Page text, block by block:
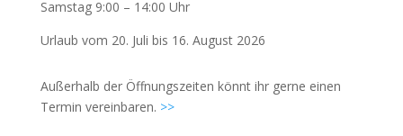
Samstag 9:00 – 14:00 Uhr
Urlaub vom 20. Juli bis 16. August 2026
Außerhalb der Öffnungszeiten könnt ihr gerne einen
Termin vereinbaren. >>